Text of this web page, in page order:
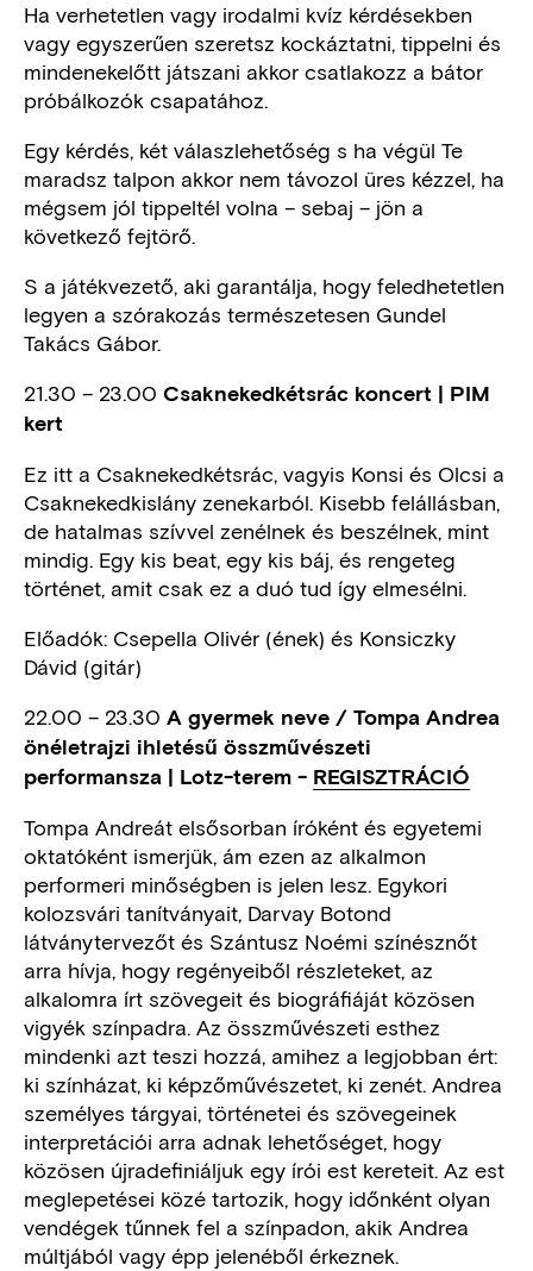
Ha verhetetlen vagy irodalmi kvíz kérdésekben
vagy egyszerűen szeretsz kockáztatni, tippelni és
mindenekelőtt játszani akkor csatlakozz a bátor
próbálkozók csapatához.
Egy kérdés, két válaszlehetőség s ha végül Te
maradsz talpon akkor nem távozol üres kézzel, ha
mégsem jól tippeltél volna – sebaj – jön a
következő fejtörő.
S a játékvezető, aki garantálja, hogy feledhetetlen
legyen a szórakozás természetesen Gundel
Takács Gábor.
21.30 – 23.00 Csaknekedkétsrác koncert | PIM
kert
Ez itt a Csaknekedkétsrác, vagyis Konsi és Olcsi a
Csaknekedkislány zenekarból. Kisebb felállásban,
de hatalmas szívvel zenélnek és beszélnek, mint
mindig. Egy kis beat, egy kis báj, és rengeteg
történet, amit csak ez a duó tud így elmesélni.
Előadók: Csepella Olivér (ének) és Konsiczky
Dávid (gitár)
22.00 – 23.30 A gyermek neve / Tompa Andrea
önéletrajzi ihletésű összművészeti
performansza | Lotz-terem - REGISZTRÁCIÓ
Tompa Andreát elsősorban íróként és egyetemi
oktatóként ismerjük, ám ezen az alkalmon
performeri minőségben is jelen lesz. Egykori
kolozsvári tanítványait, Darvay Botond
látványtervezőt és Szántusz Noémi színésznőt
arra hívja, hogy regényeiből részleteket, az
alkalomra írt szövegeit és biográfiáját közösen
vigyék színpadra. Az összművészeti esthez
mindenki azt teszi hozzá, amihez a legjobban ért:
ki színházat, ki képzőművészetet, ki zenét. Andrea
személyes tárgyai, történetei és szövegeinek
interpretációi arra adnak lehetőséget, hogy
közösen újradefiniáljuk egy írói est kereteit. Az est
meglepetései közé tartozik, hogy időnként olyan
vendégek tűnnek fel a színpadon, akik Andrea
múltjából vagy épp jelenéből érkeznek.